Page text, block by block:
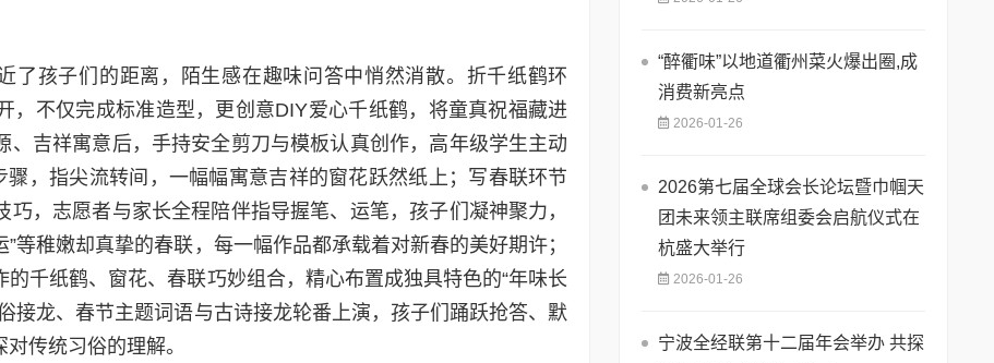
了孩子们的距离，陌生感在趣味问答中悄然消散。折千纸鹤环
，不仅完成标准造型，更创意DIY爱心千纸鹤，将童真祝福藏进
吉祥寓意后，手持安全剪刀与模板认真创作，高年级学生主动
骤，指尖流转间，一幅幅寓意吉祥的窗花跃然纸上；写春联环节
，志愿者与家长全程陪伴指导握笔、运笔，孩子们凝神聚力，
等稚嫩却真挚的春联，每一幅作品都承载着对新春的美好期许；
千纸鹤、窗花、春联巧妙组合，精心布置成独具特色的“年味长
接龙、春节主题词语与古诗接龙轮番上演，孩子们踊跃抢答、默
传统习俗的理解。
“醉衢味”以地道衢州菜火爆出圈,成
消费新亮点
2026-01-26
2026第七届全球会长论坛暨巾帼天
团未来领主联席组委会启航仪式在
杭盛大举行
2026-01-26
宁波全经联第十二届年会举办 共探